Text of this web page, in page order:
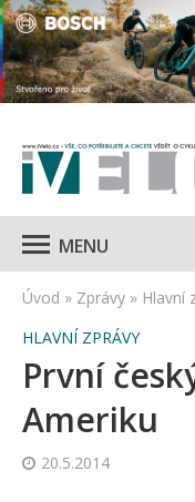
MENU
Úvod » Zprávy » Hlavní
HLAVNÍ ZPRÁVY
První
Ameriku
20.5.2014